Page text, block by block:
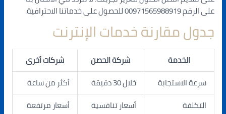
على الرقم 00971565988919 للحصول على خدماتنا الاحترافية.
جدول مقارنة خدمات الإنترنت
الخدمة شركة الحصن
شركات أخرى
سرعة الاستجابة
خلال 30 دقيقة
أكثر من ساعة
التكلفة
أسعار تنافسية أسعار مرتفعة